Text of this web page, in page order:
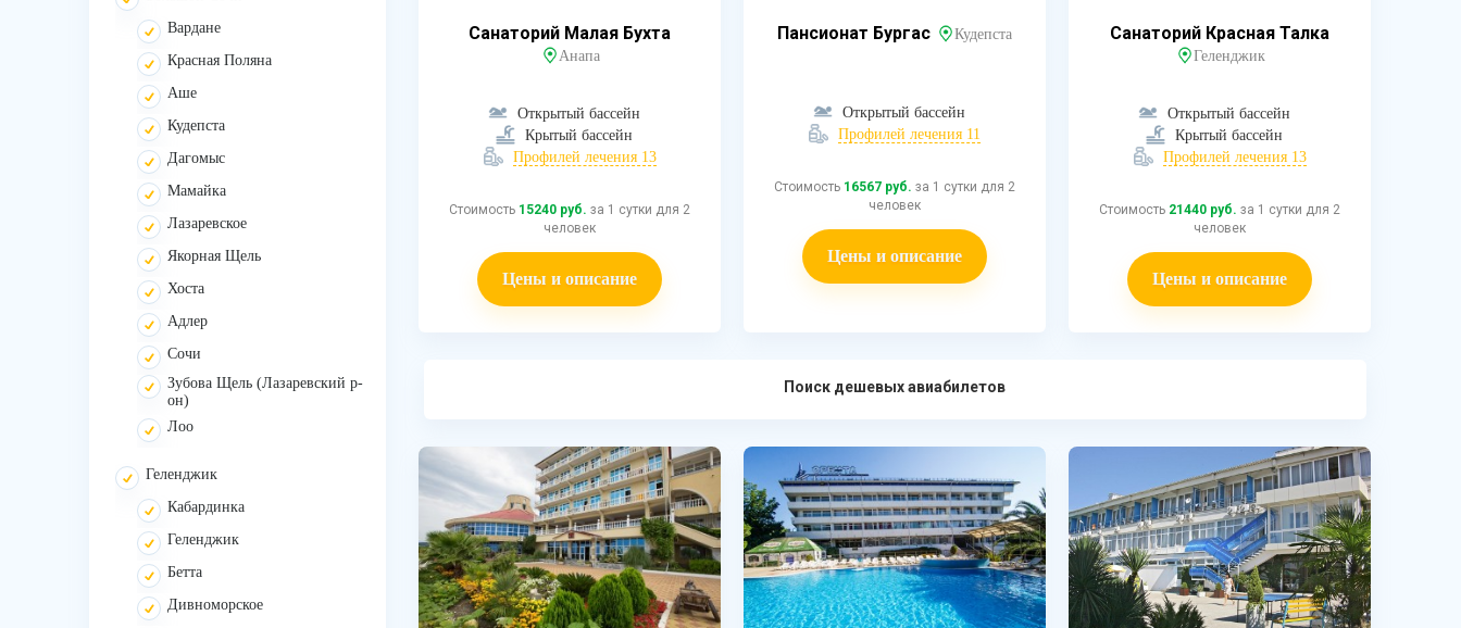
Вардане
Красная Поляна
Аше
Кудепста
Дагомыс
Мамайка
Лазаревское
Якорная Щель
Хоста
Адлер
Сочи
Зубова Щель (Лазаревский р-
он)
Лоо
Геленджик
Кабардинка
Геленджик
Бетта
Дивноморское
Санаторий Малая Бухта
Анапа
Открытый бассейн
Крытый бассейн
Профилей лечения 13
Стоимость 15240 руб. за 1 сутки для 2
человек
Цены и описание
Пансионат Бургас Кудепста
Открытый бассейн
Профилей лечения 11
Стоимость 16567 руб. за 1 сутки для 2
человек
Цены и описание
Санаторий Красная Талка
Геленджик
Открытый бассейн
Крытый бассейн
Профилей лечения 13
Стоимость 21440 руб. за 1 сутки для 2
человек
Цены и описание
Поиск дешевых авиабилетов